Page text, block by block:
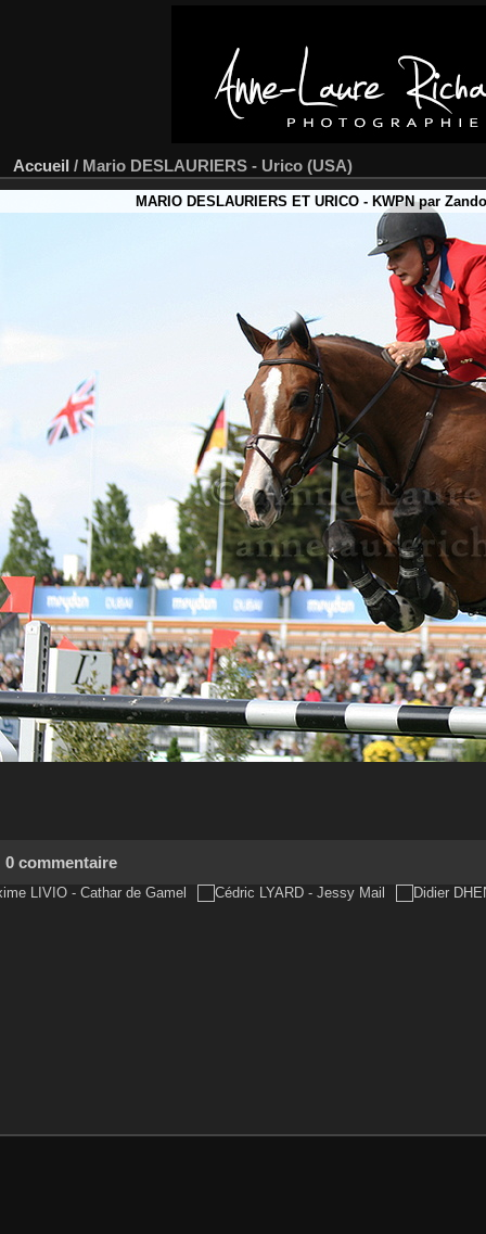
Accueil / Mario DESLAURIERS - Urico (USA)
MARIO DESLAURIERS ET URICO - KWPN par
0 commentaire